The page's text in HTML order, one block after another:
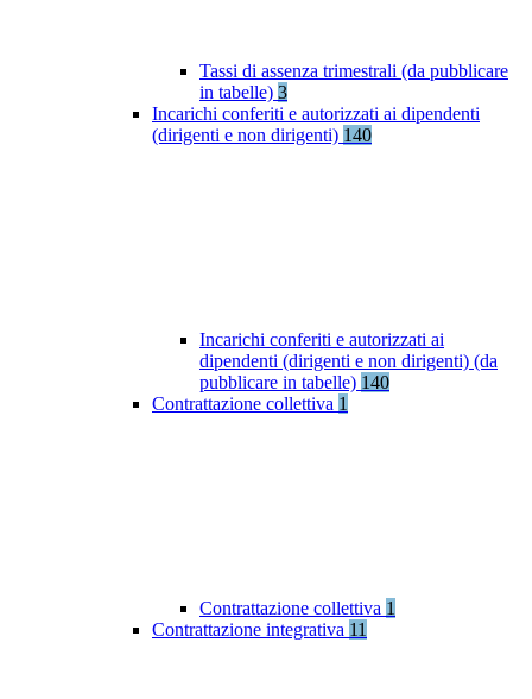
Tassi di assenza trimestrali (da pubblicare
in tabelle) 3
Incarichi conferiti e autorizzati ai dipendenti
(dirigenti e non dirigenti) 140
Incarichi conferiti e autorizzati ai
dipendenti (dirigenti e non dirigenti) (da
pubblicare in tabelle) 140
Contrattazione collettiva 1
Contrattazione collettiva 1
Contrattazione integrativa 11